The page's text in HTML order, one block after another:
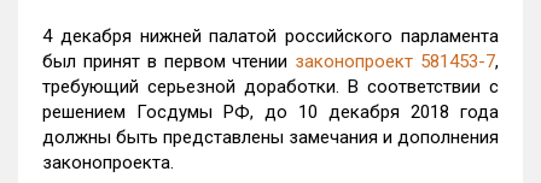
4 декабря нижней палатой российского парламента
был принят в первом чтении законопроект 581453-7,
требующий серьезной доработки. В соответствии с
решением Госдумы РФ, до 10 декабря 2018 года
должны быть представлены замечания и дополнения
законопроекта.